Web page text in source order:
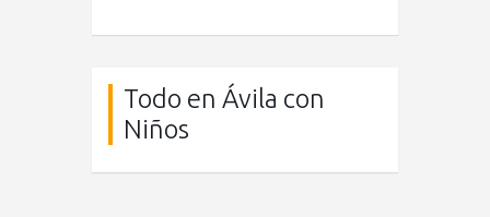
Todo en Ávila con
Niños